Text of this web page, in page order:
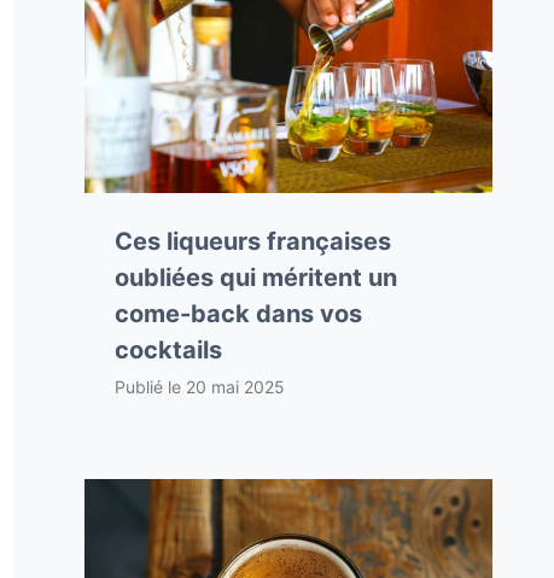
Ces liqueurs françaises
oubliées qui méritent un
come-back dans vos
cocktails
Publié le 20 mai 2025